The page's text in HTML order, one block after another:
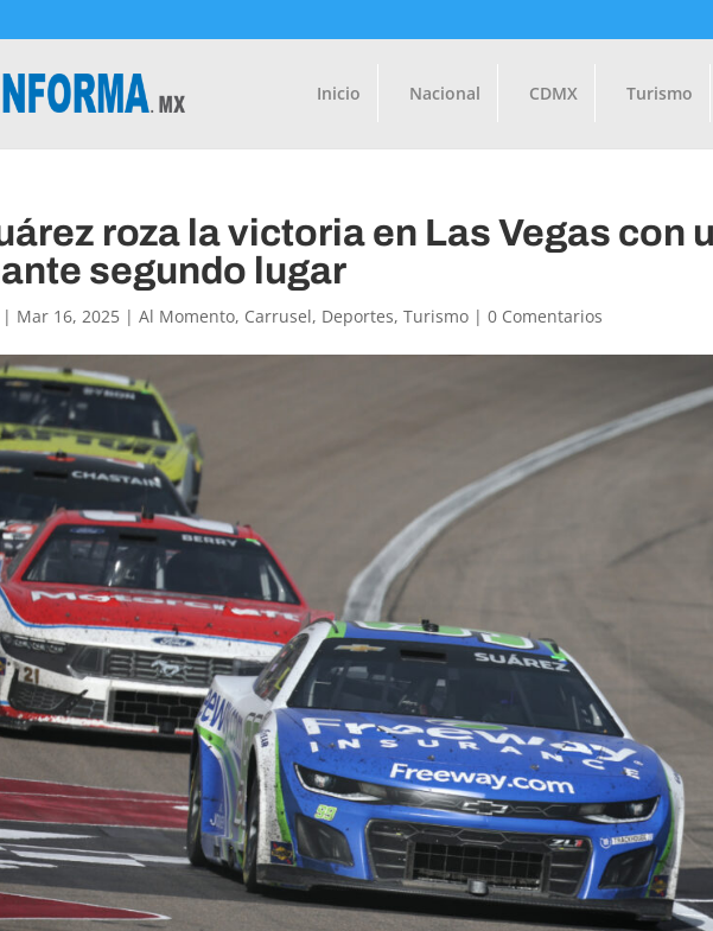
Inicio Nacional CDMX Turismo
roza la victoria en Las Vegas con
segundo lugar
| Mar 16, 2025 |Al Momento, Carrusel, Deportes,Turismo |0 Comentarios